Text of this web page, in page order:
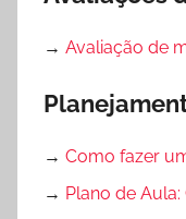
→ Avaliação de
→ Como fazer
→ Plano de